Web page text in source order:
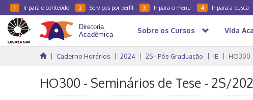
1 Ir para o conteúdo 2 Serviços por perfil 3 Ir para o menu 4 Ir para a busca
Sobre os Cursos Vida
Caderno Horários 2024 2S - Pós-Graduação IE HO300
HO300 - Seminários de Tese - 2S/